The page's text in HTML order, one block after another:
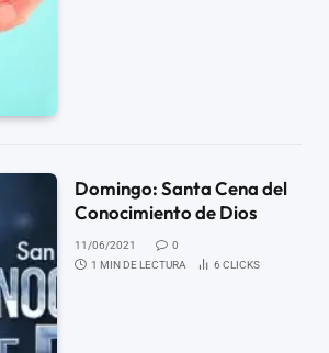
Domingo: Santa Cena del
Conocimiento de Dios
11/06/2021
0
1 MIN DE LECTURA
6CLICKS